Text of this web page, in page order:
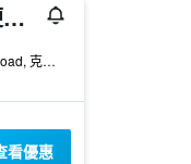
克羅伊登便捷酒店
22 Addiscombe Road, 克羅伊登, 英國
看優惠